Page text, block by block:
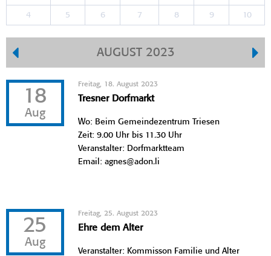
4 5 6 7 8 9 10
AUGUST 2023
18
Aug
Freitag, 18. August 2023
Tresner Dorfmarkt
Wo: Beim Gemeindezentrum Triesen
Zeit: 9.00 Uhr bis 11.30 Uhr
Veranstalter: Dorfmarktteam
Email: agnes@adon.li
25
Aug
Freitag, 25. August 2023
Ehre dem Alter
Veranstalter: Kommisson Familie und Alter